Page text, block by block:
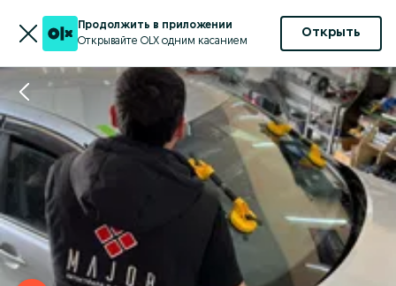
Продолжить в приложении
Открывайте OLX одним касанием
Открыть